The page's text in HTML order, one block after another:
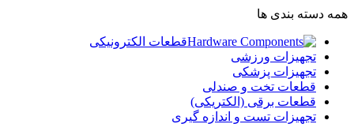
همه دسته بندی ها
قطعات الکترونیکی
تجهیزات ورزشی
تجهیزات پزشکی
قطعات تخت و صندلی
قطعات برقی (الکتریکی)
تجهیزات تست و اندازه گیری